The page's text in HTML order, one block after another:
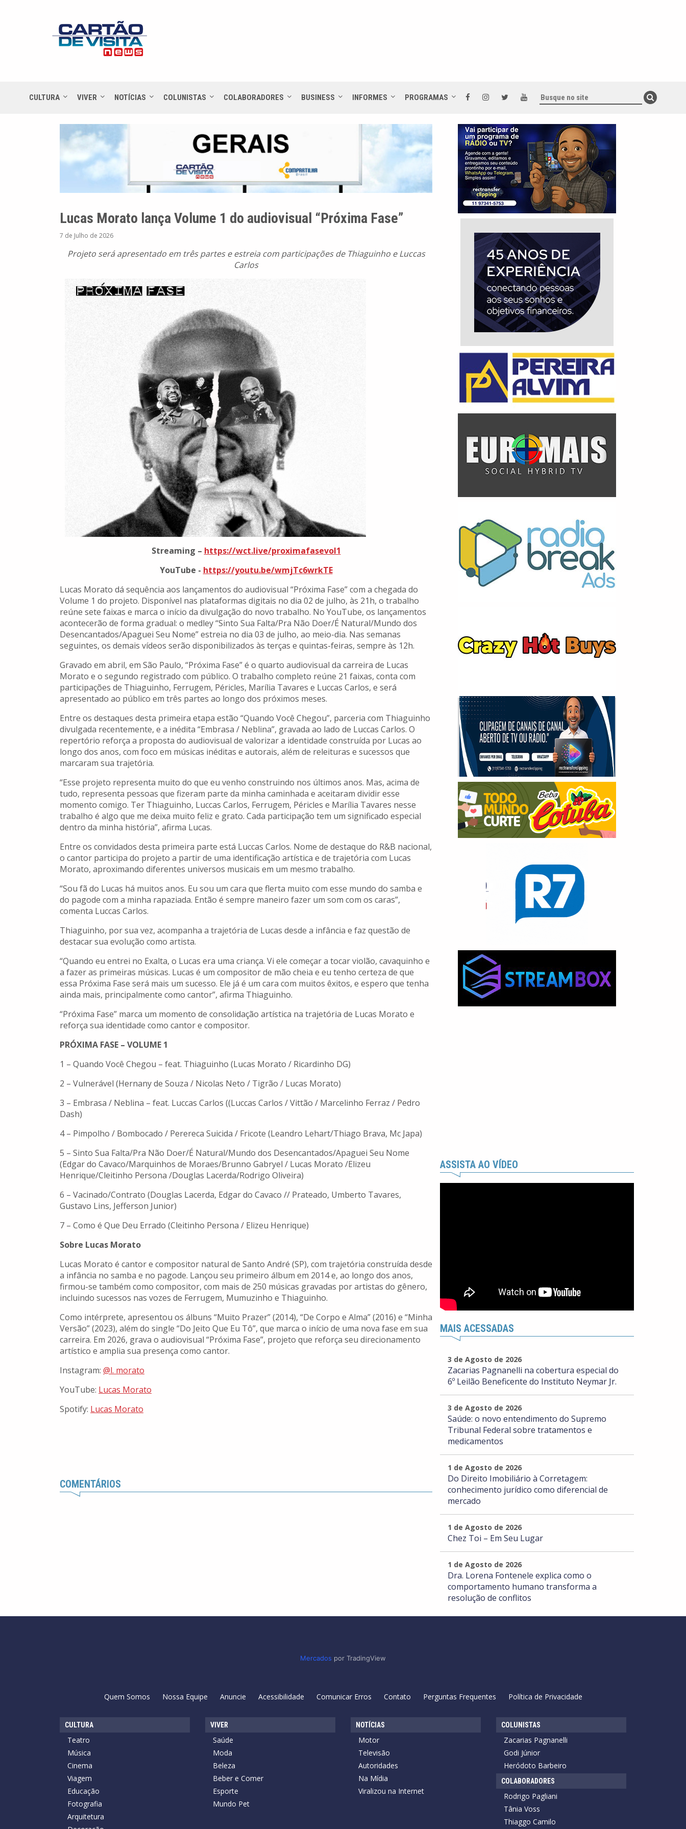
CULTURA VIVER NOTÍCIAS COLUNISTAS COLABORADORES BUSINESS INFORMES PROGRAMAS
Lucas Morato lança Volume 1 do audiovisual “Próxima Fase”
7 de Julho de 2026
Projeto será apresentado em três partes e estreia com participações de Thiaguinho e Luccas
Carlos
Streaming – https://wct.live/proximafasevol1
YouTube - https://youtu.be/wmjTc6wrkTE
Lucas Morato dá sequência aos lançamentos do audiovisual “Próxima Fase” com a chegada do
Volume 1 do projeto. Disponível nas plataformas digitais no dia 02 de julho, às 21h, o trabalho
reúne sete faixas e marca o início da divulgação do novo trabalho. No YouTube, os lançamentos
acontecerão de forma gradual: o medley “Sinto Sua Falta/Pra Não Doer/É Natural/Mundo dos
Desencantados/Apaguei Seu Nome” estreia no dia 03 de julho, ao meio-dia. Nas semanas
seguintes, os demais vídeos serão disponibilizados às terças e quintas-feiras, sempre às 12h.
Gravado em abril, em São Paulo, “Próxima Fase” é o quarto audiovisual da carreira de Lucas
Morato e o segundo registrado com público. O trabalho completo reúne 21 faixas, conta com
participações de Thiaguinho, Ferrugem, Péricles, Marília Tavares e Luccas Carlos, e será
apresentado ao público em três partes ao longo dos próximos meses.
Entre os destaques desta primeira etapa estão “Quando Você Chegou”, parceria com Thiaguinho
divulgada recentemente, e a inédita “Embrasa / Neblina”, gravada ao lado de Luccas Carlos. O
repertório reforça a proposta do audiovisual de valorizar a identidade construída por Lucas ao
longo dos anos, com foco em músicas inéditas e autorais, além de releituras e sucessos que
marcaram sua trajetória.
“Esse projeto representa muito do que eu venho construindo nos últimos anos. Mas, acima de
tudo, representa pessoas que fizeram parte da minha caminhada e aceitaram dividir esse
momento comigo. Ter Thiaguinho, Luccas Carlos, Ferrugem, Péricles e Marília Tavares nesse
trabalho é algo que me deixa muito feliz e grato. Cada participação tem um significado especial
dentro da minha história”, afirma Lucas.
Entre os convidados desta primeira parte está Luccas Carlos. Nome de destaque do R&B nacional,
o cantor participa do projeto a partir de uma identificação artística e de trajetória com Lucas
Morato, aproximando diferentes universos musicais em um mesmo trabalho.
“Sou fã do Lucas há muitos anos. Eu sou um cara que flerta muito com esse mundo do samba e
do pagode com a minha rapaziada. Então é sempre maneiro fazer um som com os caras”,
comenta Luccas Carlos.
Thiaguinho, por sua vez, acompanha a trajetória de Lucas desde a infância e faz questão de
destacar sua evolução como artista.
“Quando eu entrei no Exalta, o Lucas era uma criança. Vi ele começar a tocar violão, cavaquinho e
a fazer as primeiras músicas. Lucas é um compositor de mão cheia e eu tenho certeza de que
essa Próxima Fase será mais um sucesso. Ele já é um cara com muitos êxitos, e espero que tenha
ainda mais, principalmente como cantor”, afirma Thiaguinho.
“Próxima Fase” marca um momento de consolidação artística na trajetória de Lucas Morato e
reforça sua identidade como cantor e compositor.
PRÓXIMA FASE – VOLUME 1
1 – Quando Você Chegou – feat. Thiaguinho (Lucas Morato / Ricardinho DG)
2 – Vulnerável (Hernany de Souza / Nicolas Neto / Tigrão / Lucas Morato)
3 – Embrasa / Neblina – feat. Luccas Carlos ((Luccas Carlos / Vittão / Marcelinho Ferraz / Pedro
Dash)
4 – Pimpolho / Bombocado / Perereca Suicida / Fricote (Leandro Lehart/Thiago Brava, Mc Japa)
5 – Sinto Sua Falta/Pra Não Doer/É Natural/Mundo dos Desencantados/Apaguei Seu Nome
(Edgar do Cavaco/Marquinhos de Moraes/Brunno Gabryel / Lucas Morato /Elizeu
Henrique/Cleitinho Persona /Douglas Lacerda/Rodrigo Oliveira)
6 – Vacinado/Contrato (Douglas Lacerda, Edgar do Cavaco // Prateado, Umberto Tavares,
Gustavo Lins, Jefferson Junior)
7 – Como é Que Deu Errado (Cleitinho Persona / Elizeu Henrique)
Sobre Lucas Morato
Lucas Morato é cantor e compositor natural de Santo André (SP), com trajetória construída desde
a infância no samba e no pagode. Lançou seu primeiro álbum em 2014 e, ao longo dos anos,
firmou-se também como compositor, com mais de 250 músicas gravadas por artistas do gênero,
incluindo sucessos nas vozes de Ferrugem, Mumuzinho e Thiaguinho.
Como intérprete, apresentou os álbuns “Muito Prazer” (2014), “De Corpo e Alma” (2016) e “Minha
Versão” (2023), além do single “Do Jeito Que Eu Tô”, que marca o início de uma nova fase em sua
carreira. Em 2026, grava o audiovisual “Próxima Fase”, projeto que reforça seu direcionamento
artístico e amplia sua presença como cantor.
Instagram: @l. morato
YouTube: Lucas Morato
Spotify: Lucas Morato
COMENTÁRIOS
ASSISTA AO VÍDEO
MAIS ACESSADAS
3 de Agosto de 2026
Zacarias Pagnanelli na cobertura especial do
6º Leilão Beneficente do Instituto Neymar Jr.
3 de Agosto de 2026
Saúde: o novo entendimento do Supremo
Tribunal Federal sobre tratamentos e
medicamentos
1 de Agosto de 2026
Do Direito Imobiliário à Corretagem:
conhecimento jurídico como diferencial de
mercado
1 de Agosto de 2026
Chez Toi – Em Seu Lugar
1 de Agosto de 2026
Dra. Lorena Fontenele explica como o
comportamento humano transforma a
resolução de conflitos
Mercados por TradingView
Quem Somos Nossa Equipe Anuncie Acessibilidade Comunicar Erros Contato Perguntas Frequentes Política de Privacidade
CULTURA
Teatro
Música
Cinema
Viagem
Educação
Fotografia
Arquitetura
VIVER
Saúde
Moda
Beleza
Beber e Comer
Esporte
Mundo Pet
NOTÍCIAS
Motor
Televisão
Autoridades
Na Mídia
Viralizou na Internet
COLUNISTAS
Zacarias Pagnanelli
Godi Júnior
Heródoto Barbeiro
COLABORADORES
Rodrigo Pagliani
Tânia Voss
Thiaggo Camilo